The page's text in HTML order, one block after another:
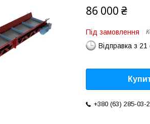
86 000 ₴
Під замовлення
Відправка з
+380 (63) 285-03-